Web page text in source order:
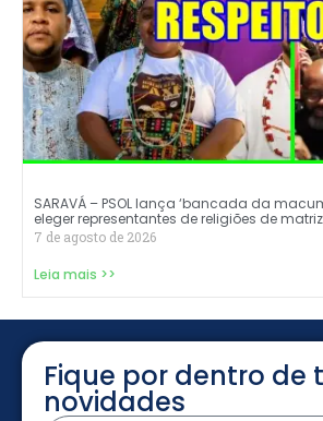
SARAVÁ – PSOL lança ‘bancada da
eleger representantes de religiões de
7 de agosto de 2026
Leia mais >>
Fique por dentro de
novidades